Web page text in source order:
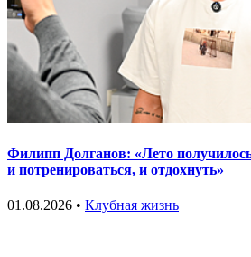
Филипп Долганов: «Лето
и потренироваться, и отдохнуть»
01.08.2026 • Клубная жизнь